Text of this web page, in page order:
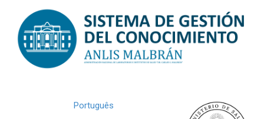
navigation
Português